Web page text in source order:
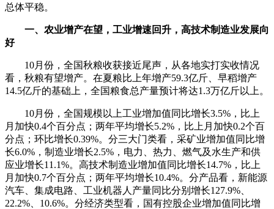
总体平稳。
一、农业增产在望，工业增速回升，高技术制造业发展向
好
10月份，全国秋粮收获接近尾声，从各地实打实收情况
看，秋粮有望增产。在夏粮比上年增产59.3亿斤、早稻增产
14.5亿斤的基础上，全国粮食总产量预计将达1.3万亿斤以上。
10月份，全国规模以上工业增加值同比增长3.5%，比上
月加快0.4个百分点；两年平均增长5.2%，比上月加快0.2个百
分点；环比增长0.39%。分三大门类看，采矿业增加值同比增
长6.0%，制造业增长2.5%，电力、热力、燃气及水生产和供
应业增长11.1%。高技术制造业增加值同比增长14.7%，比上
月加快0.7个百分点；两年平均增长10.4%。分产品看，新能源
汽车、集成电路、工业机器人产量同比分别增长127.9%、
22.2%、10.6%。分经济类型看，国有控股企业增加值同比增